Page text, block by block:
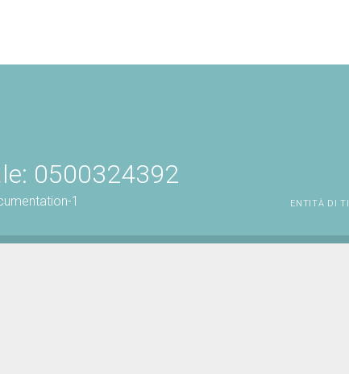
0500324392
1 ENTITÀ DI